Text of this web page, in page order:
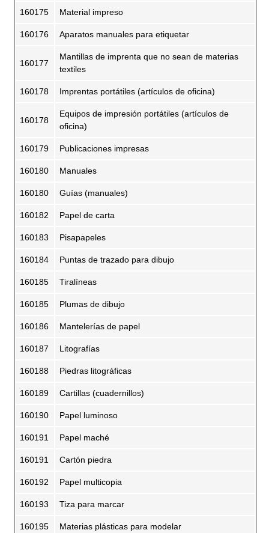
160175 Material impreso
160176 Aparatos manuales para etiquetar
160177
Mantillas de imprenta que no sean de materias
textiles
160178 Imprentas portátiles (artículos de oficina)
160178
Equipos de impresión portátiles (artículos de
oficina)
160179 Publicaciones impresas
160180 Manuales
160180 Guías (manuales)
160182 Papel de carta
160183 Pisapapeles
160184 Puntas de trazado para dibujo
160185 Tiralíneas
160185 Plumas de dibujo
160186 Mantelerías de papel
160187 Litografías
160188 Piedras litográficas
160189 Cartillas (cuadernillos)
160190 Papel luminoso
160191 Papel maché
160191 Cartón piedra
160192 Papel multicopia
160193 Tiza para marcar
160195 Materias plásticas para modelar